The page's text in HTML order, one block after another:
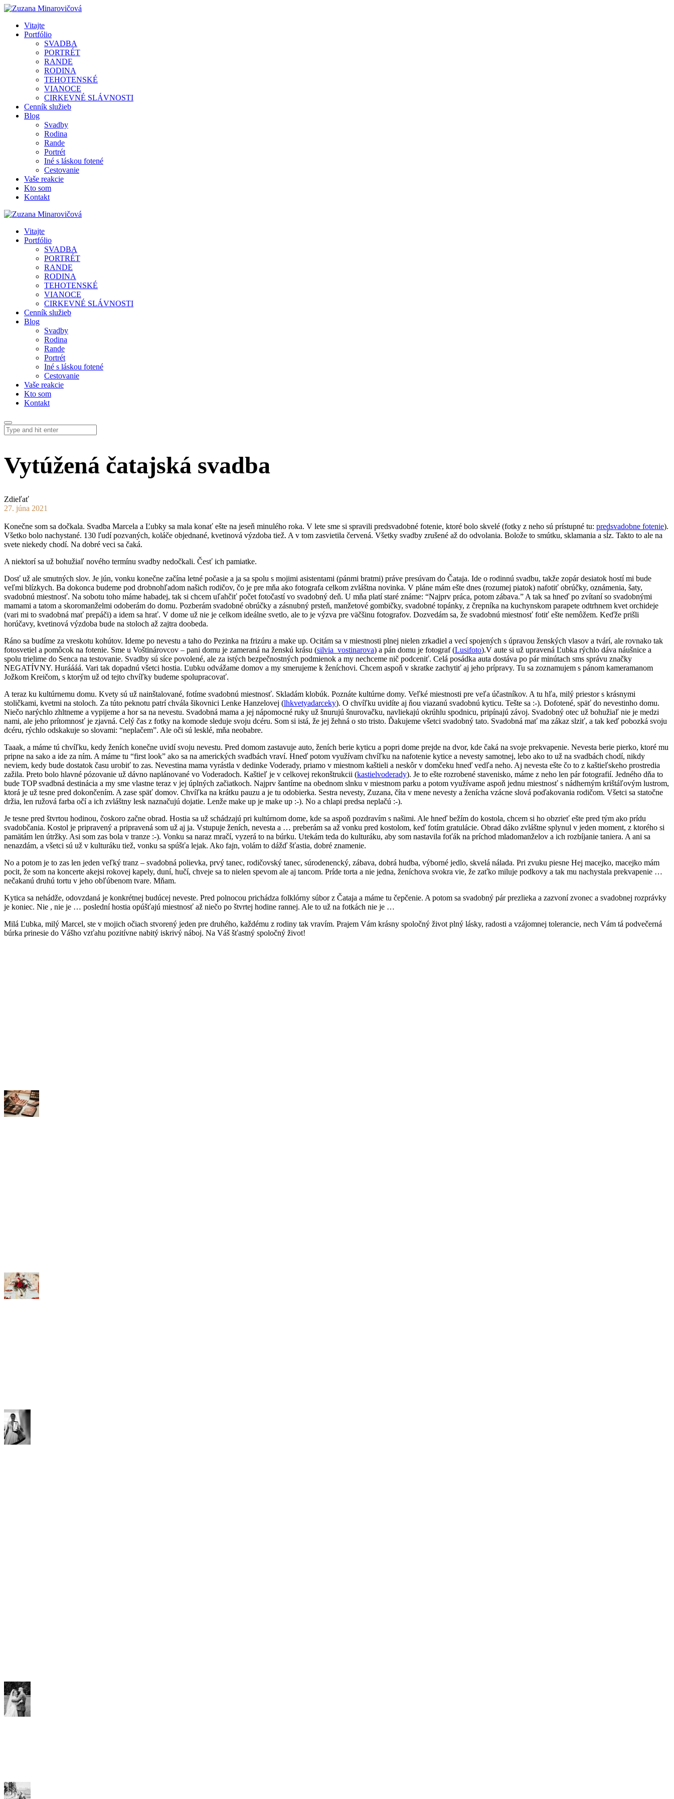
Vitajte
Portfólio
SVADBA
PORTRÉT
RANDE
RODINA
TEHOTENSKÉ
VIANOCE
CIRKEVNÉ SLÁVNOSTI
Cenník služieb
Blog
Svadby
Rodina
Rande
Portrét
Iné s láskou fotené
Cestovanie
Vaše reakcie
Kto som
Kontakt
Vitajte
Portfólio
SVADBA
PORTRÉT
RANDE
RODINA
TEHOTENSKÉ
VIANOCE
CIRKEVNÉ SLÁVNOSTI
Cenník služieb
Blog
Svadby
Rodina
Rande
Portrét
Iné s láskou fotené
Cestovanie
Vaše reakcie
Kto som
Kontakt
Vytúžená čatajská svadba
Zdieľať
27. júna 2021
Konečne som sa dočkala. Svadba Marcela a Ľubky sa mala konať ešte na jeseň minulého roka. V lete sme si spravili predsvadobné fotenie, ktoré bolo skvelé (fotky z neho sú prístupné tu: predsvadobne fotenie).
Všetko bolo nachystané. 130 ľudí pozvaných, koláče objednané, kvetinová výzdoba tiež. A v tom zasvietila červená. Všetky svadby zrušené až do odvolania. Bolože to smútku, sklamania a sĺz. Takto to ale na
svete niekedy chodí. Na dobré veci sa čaká.
A niektorí sa už bohužiaľ nového termínu svadby nedočkali. Česť ich pamiatke.
Dosť už ale smutných slov. Je jún, vonku konečne začína letné počasie a ja sa spolu s mojimi asistentami (pánmi bratmi) práve presúvam do Čataja. Ide o rodinnú svadbu, takže zopár desiatok hostí mi bude
veľmi blízkych. Ba dokonca budeme pod drobnohľadom našich rodičov, čo je pre mňa ako fotografa celkom zvláštna novinka. V pláne mám ešte dnes (rozumej piatok) nafotiť obrúčky, oznámenia, šaty,
svadobnú miestnosť. Na sobotu toho máme habadej, tak si chcem uľahčiť počet fotočastí vo svadobný deň. U mňa platí staré známe: “Najprv práca, potom zábava.” A tak sa hneď po zvítaní so svadobnými
mamami a tatom a skoromanželmi odoberám do domu. Pozberám svadobné obrúčky a zásnubný prsteň, manžetové gombičky, svadobné topánky, z črepníka na kuchynskom parapete odtrhnem kvet orchideje
(vari mi to svadobná mať prepáči) a idem sa hrať. V dome už nie je celkom ideálne svetlo, ale to je výzva pre väčšinu fotografov. Dozvedám sa, že svadobnú miestnosť fotiť ešte nemôžem. Keďže prišli
horúčavy, kvetinová výzdoba bude na stoloch až zajtra doobeda.
Ráno sa budíme za vreskotu kohútov. Ideme po nevestu a taho do Pezinka na frizúru a make up. Ocitám sa v miestnosti plnej nielen zrkadiel a vecí spojených s úpravou ženských vlasov a tvárí, ale rovnako tak
fotosvetiel a pomôcok na fotenie. Sme u Voštinárovcov – pani domu je zameraná na ženskú krásu (silvia_vostinarova) a pán domu je fotograf (Lusifoto).V aute si už upravená Ľubka rýchlo dáva náušnice a
spolu trielime do Senca na testovanie. Svadby sú síce povolené, ale za istých bezpečnostných podmienok a my nechceme nič podceniť. Celá posádka auta dostáva po pár minútach sms správu značky
NEGATÍVNY. Huráááá. Vari tak dopadnú všetci hostia. Ľubku odvážame domov a my smerujeme k ženíchovi. Chcem aspoň v skratke zachytiť aj jeho prípravy. Tu sa zoznamujem s pánom kameramanom
Jožkom Kreičom, s ktorým už od tejto chvíľky budeme spolupracovať.
A teraz ku kultúrnemu domu. Kvety sú už nainštalované, fotíme svadobnú miestnosť. Skladám klobúk. Poznáte kultúrne domy. Veľké miestnosti pre veľa účastníkov. A tu hľa, milý priestor s krásnymi
stoličkami, kvetmi na stoloch. Za túto peknotu patrí chvála šikovnici Lenke Hanzelovej (lhkvetyadarceky). O chvíľku uvidíte aj ňou viazanú svadobnú kyticu. Tešte sa :-). Dofotené, späť do nevestinho domu.
Niečo narýchlo zhltneme a vypijeme a hor sa na nevestu. Svadobná mama a jej nápomocné ruky už šnurujú šnurovačku, navliekajú okrúhlu spodnicu, pripínajú závoj. Svadobný otec už bohužiaľ nie je medzi
nami, ale jeho prítomnosť je zjavná. Celý čas z fotky na komode sleduje svoju dcéru. Som si istá, že jej žehná o sto tristo. Ďakujeme všetci svadobný tato. Svadobná mať ma zákaz slziť, a tak keď pobozká svoju
dcéru, rýchlo odskakuje so slovami: “neplačem”. Ale oči sú lesklé, mňa neobabre.
Taaak, a máme tú chvíľku, kedy ženích konečne uvidí svoju nevestu. Pred domom zastavuje auto, ženích berie kyticu a popri dome prejde na dvor, kde čaká na svoje prekvapenie. Nevesta berie pierko, ktoré mu
pripne na sako a ide za ním. A máme tu “first look” ako sa na amerických svadbách vraví. Hneď potom využívam chvíľku na nafotenie kytice a nevesty samotnej, lebo ako to už na svadbách chodí, nikdy
neviem, kedy bude dostatok času urobiť to zas. Nevestina mama vyrástla v dedinke Voderady, priamo v miestnom kaštieli a neskôr v domčeku hneď vedľa neho. Aj nevesta ešte čo to z kaštieľskeho prostredia
zažila. Preto bolo hlavné pózovanie už dávno naplánované vo Voderadoch. Kaštieľ je v celkovej rekonštrukcii (kastielvoderady). Je to ešte rozrobené stavenisko, máme z neho len pár fotografií. Jedného dňa to
bude TOP svadbná destinácia a my sme vlastne teraz v jej úplných začiatkoch. Najprv šantíme na obednom slnku v miestnom parku a potom využívame aspoň jednu miestnosť s nádherným krištáľovým lustrom,
ktorá je už tesne pred dokončením. A zase späť domov. Chvíľka na krátku pauzu a je tu odobierka. Sestra nevesty, Zuzana, číta v mene nevesty a ženícha vzácne slová poďakovania rodičom. Všetci sa statočne
držia, len ružová farba očí a ich zvláštny lesk naznačujú dojatie. Lenže make up je make up :-). No a chlapi predsa neplačú :-).
Je tesne pred štvrtou hodinou, čoskoro začne obrad. Hostia sa už schádzajú pri kultúrnom dome, kde sa aspoň pozdravím s našimi. Ale hneď bežím do kostola, chcem si ho obzrieť ešte pred tým ako prídu
svadobčania. Kostol je pripravený a pripravená som už aj ja. Vstupuje ženích, nevesta a … preberám sa až vonku pred kostolom, keď fotím gratulácie. Obrad dáko zvláštne splynul v jeden moment, z ktorého si
pamätám len útržky. Asi som zas bola v tranze :-). Vonku sa naraz mračí, vyzerá to na búrku. Utekám teda do kulturáku, aby som nastavila foťák na príchod mladomanželov a ich rozbíjanie taniera. A ani sa
nenazdám, a všetci sú už v kulturáku tiež, vonku sa spúšťa lejak. Ako fajn, volám to dážď šťastia, dobré znamenie.
No a potom je to zas len jeden veľký tranz – svadobná polievka, prvý tanec, rodičovský tanec, súrodenencký, zábava, dobrá hudba, výborné jedlo, skvelá nálada. Pri zvuku piesne Hej macejko, macejko mám
pocit, že som na koncerte akejsi rokovej kapely, duní, hučí, chveje sa to nielen spevom ale aj tancom. Príde torta a nie jedna, ženíchova svokra vie, že zaťko miluje podkovy a tak mu nachystala prekvapenie …
nečakanú druhú tortu v jeho obľúbenom tvare. Mňam.
Kytica sa nehádže, odovzdaná je konkrétnej budúcej neveste. Pred polnocou prichádza folklórny súbor z Čataja a máme tu čepčenie. A potom sa svadobný pár prezlieka a zazvoní zvonec a svadobnej rozprávky
je koniec. Nie , nie je … poslední hostia opúšťajú miestnosť až niečo po štvrtej hodine rannej. Ale to už na fotkách nie je …
Milá Ľubka, milý Marcel, ste v mojich očiach stvorený jeden pre druhého, každému z rodiny tak vravím. Prajem Vám krásny spoločný život plný lásky, radosti a vzájomnej tolerancie, nech Vám tá podvečerná
búrka prinesie do Vášho vzťahu pozitívne nabitý iskrivý náboj. Na Váš šťastný spoločný život!